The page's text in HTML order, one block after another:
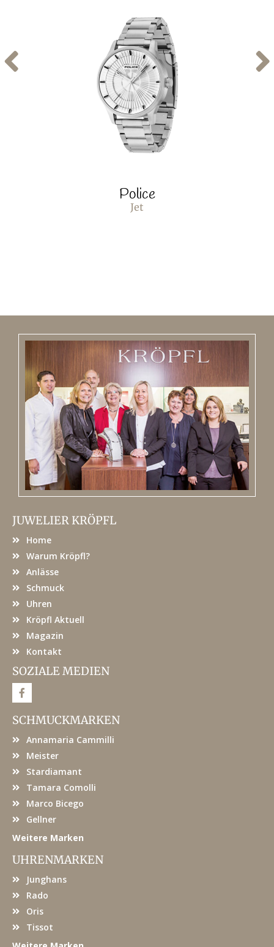
Police
Jet
JUWELIER KRÖPFL
Home
Warum Kröpfl?
Anlässe
Schmuck
Uhren
Kröpfl Aktuell
Magazin
Kontakt
SOZIALE MEDIEN
F
a
e
b
o
SCHMUCKMARKEN
Annamaria Cammilli
Meister
Stardiamant
Tamara Comolli
Marco Bicego
Gellner
Weitere Marken
UHRENMARKEN
Junghans
Rado
Oris
Tissot